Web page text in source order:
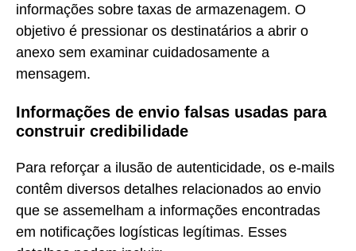
informações sobre taxas de armazenagem. O
objetivo é pressionar os destinatários a abrir o
anexo sem examinar cuidadosamente a
mensagem.
Informações de envio falsas usadas para
construir credibilidade
Para reforçar a ilusão de autenticidade, os e-mails
contêm diversos detalhes relacionados ao envio
que se assemelham a informações encontradas
em notificações logísticas legítimas. Esses